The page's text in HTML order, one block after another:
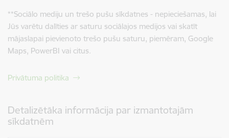
**Sociālo mediju un trešo pušu sīkdatnes - nepieciešamas, lai
Jūs varētu dalīties ar saturu sociālajos medijos vai skatīt
mājaslapai pievienoto trešo pušu saturu, piemēram, Google
Maps, PowerBI vai citus.
Privātuma politika
Detalizētāka informācija par izmantotajām
sīkdatnēm